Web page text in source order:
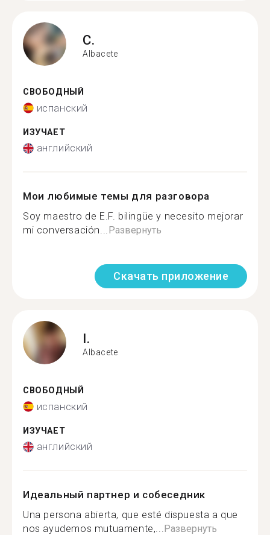
C.
Albacete
СВОБОДНЫЙ
испанский
ИЗУЧАЕТ
английский
Мои любимые темы для разговора
Soy maestro de E.F. bilingüe y necesito mejorar
mi conversación...Развернуть
Скачать приложение
I.
Albacete
СВОБОДНЫЙ
испанский
ИЗУЧАЕТ
английский
Идеальный партнер и собеседник
Una persona abierta, que esté dispuesta a que
nos ayudemos mutuamente,...Развернуть